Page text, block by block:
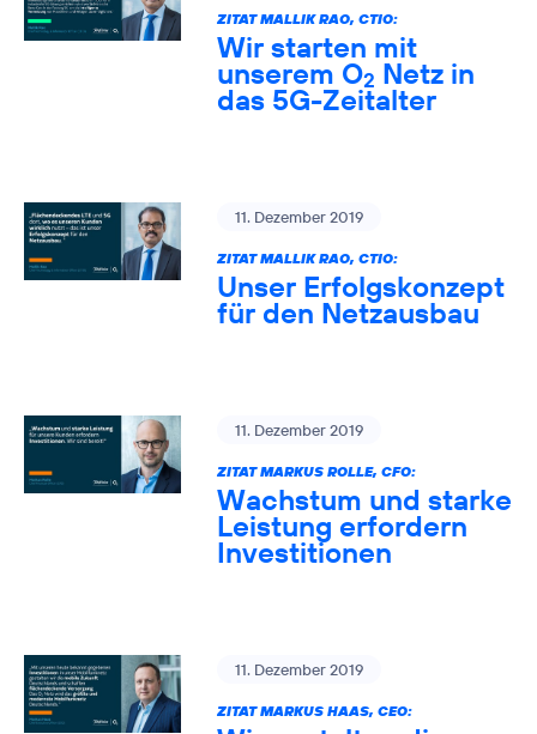
ZITAT MALLIK RAO, CTIO:
Wir starten mit
unserem O2 Netz in
das 5G-Zeitalter
11. Dezember 2019
ZITAT MALLIK RAO, CTIO:
Unser Erfolgskonzept
für den Netzausbau
11. Dezember 2019
ZITAT MARKUS ROLLE, CFO:
Wachstum und starke
Leistung erfordern
Investitionen
11. Dezember 2019
ZITAT MARKUS HAAS, CEO: